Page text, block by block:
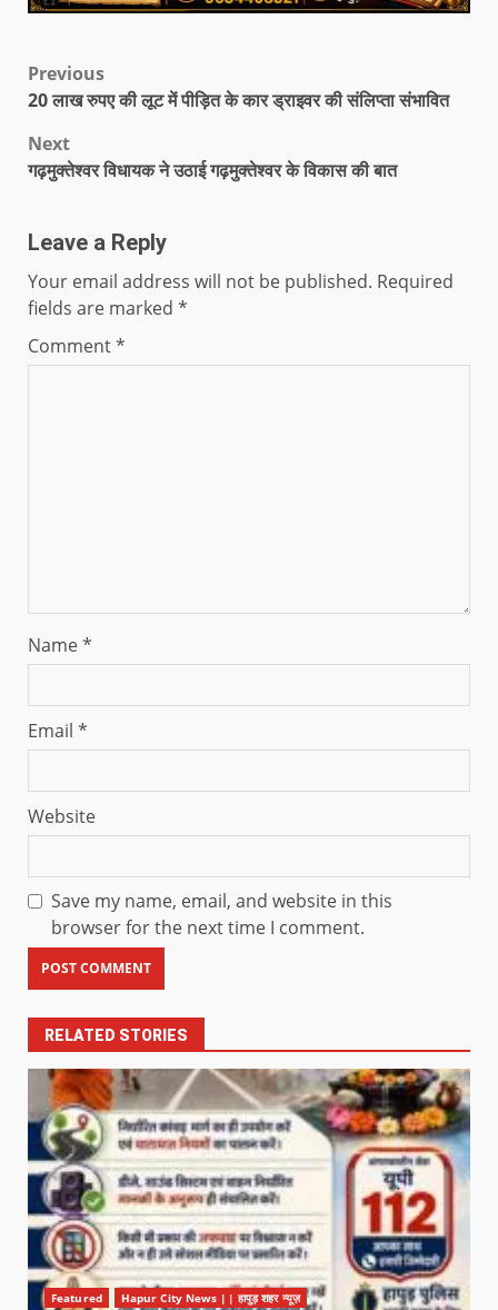
Previous
20 लाख रुपए की लूट में पीड़ित के कार ड्राइवर की संलिप्ता संभावित
Next
गढ़मुक्तेश्वर विधायक ने उठाई गढ़मुक्तेश्वर के विकास की बात
Leave a Reply
Your email address will not be published. Required
fields are marked *
Comment*
Name*
Email *
Website
Save my name, email, and website in this
browser for the next time I comment.
RELATED STORIES
Featured Hapur City News || हापुड़ शहर न्यूज़